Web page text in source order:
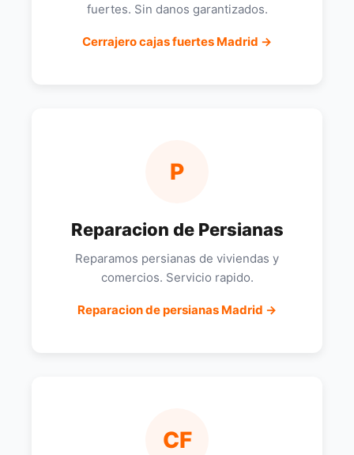
fuertes. Sin danos garantizados.
Cerrajero cajas fuertes Madrid →
P
Reparacion de Persianas
Reparamos persianas de viviendas y
comercios. Servicio rapido.
Reparacion de persianas Madrid →
CF